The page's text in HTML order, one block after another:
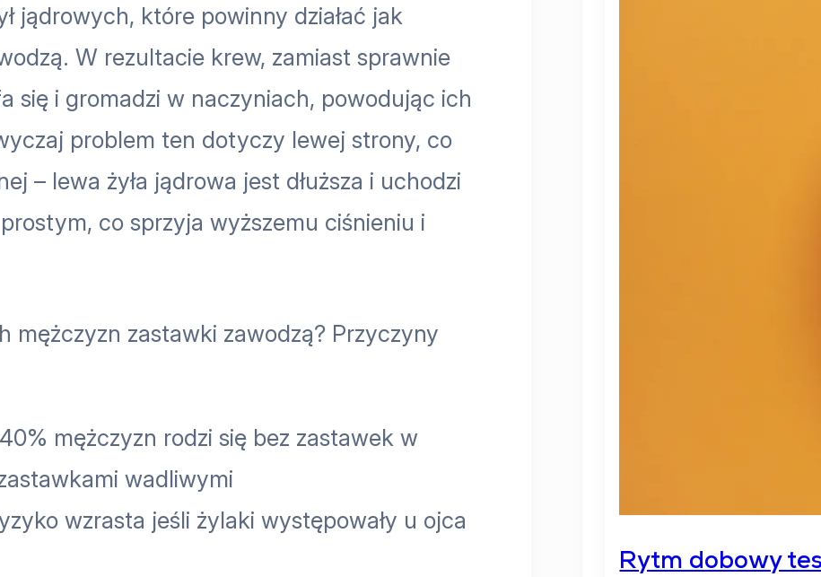
jądrowych, które powinny działać jak
W rezultacie krew, zamiast sprawnie
się i gromadzi w naczyniach, powodując ich
problem ten dotyczy lewej strony, co
– lewa żyła jądrowa jest dłuższa i uchodzi
co sprzyja wyższemu ciśnieniu i
mężczyzn zastawki zawodzą? Przyczyny
40% mężczyzn rodzi się bez zastawek w
wadliwymi
wzrasta jeśli żylaki występowały u ojca
Rytm dobowy